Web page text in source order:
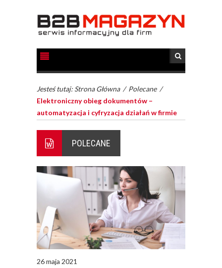
Jesteś tutaj: Strona Główna / Polecane /
Elektroniczny obieg dokumentów –
automatyzacja i cyfryzacja działań w firmie
POLECANE
26 maja 2021